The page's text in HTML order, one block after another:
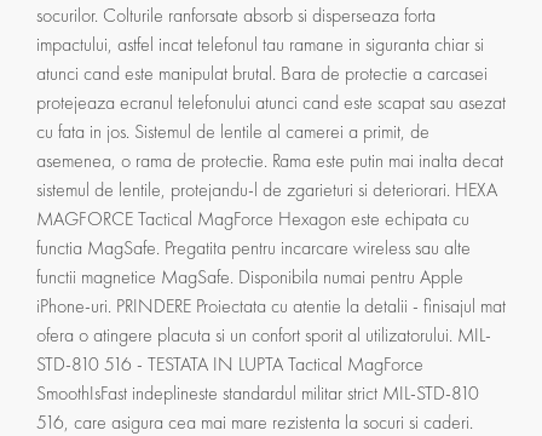
socurilor. Colturile ranforsate absorb si disperseaza forta
impactului, astfel incat telefonul tau ramane in siguranta chiar si
atunci cand este manipulat brutal. Bara de protectie a carcasei
protejeaza ecranul telefonului atunci cand este scapat sau asezat
cu fata in jos. Sistemul de lentile al camerei a primit, de
asemenea, o rama de protectie. Rama este putin mai inalta decat
sistemul de lentile, protejandu-l de zgarieturi si deteriorari. HEXA
MAGFORCE Tactical MagForce Hexagon este echipata cu
functia MagSafe. Pregatita pentru incarcare wireless sau alte
functii magnetice MagSafe. Disponibila numai pentru Apple
iPhone-uri. PRINDERE Proiectata cu atentie la detalii - finisajul mat
ofera o atingere placuta si un confort sporit al utilizatorului. MIL-
STD-810 516 - TESTATA IN LUPTA Tactical MagForce
SmoothIsFast indeplineste standardul militar strict MIL-STD-810
516, care asigura cea mai mare rezistenta la socuri si caderi.